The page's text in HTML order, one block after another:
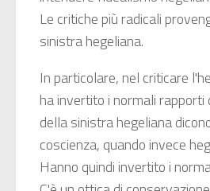
Le critiche più radicali
sinistra hegeliana.
In particolare, nel criticare
ha invertito i normali
della sinistra hegeliana
coscienza, quando invece
Hanno quindi invertito i